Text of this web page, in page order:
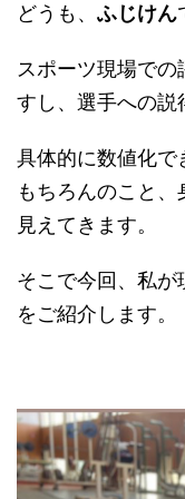
どうも、 ふじけん
スポーツ現場で
すし、選手への説
具体的に数値化で
もちろんのこと
見えてきます。
そこで今回、私が
をご紹介します。